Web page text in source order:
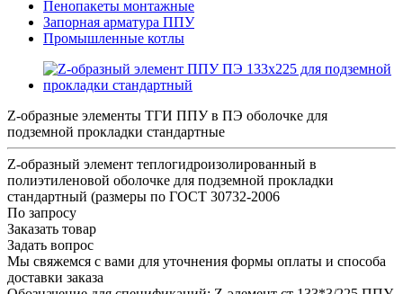
Пенопакеты монтажные
Запорная арматура ППУ
Промышленные котлы
Z-образные элементы ТГИ ППУ в ПЭ оболочке для
подземной прокладки стандартные
Z-образный элемент теплогидроизолированный в
полиэтиленовой оболочке для подземной прокладки
стандартный (размеры по ГОСТ 30732-2006
По запросу
Заказать товар
Задать вопрос
Мы свяжемся с вами для уточнения формы оплаты и способа
доставки заказа